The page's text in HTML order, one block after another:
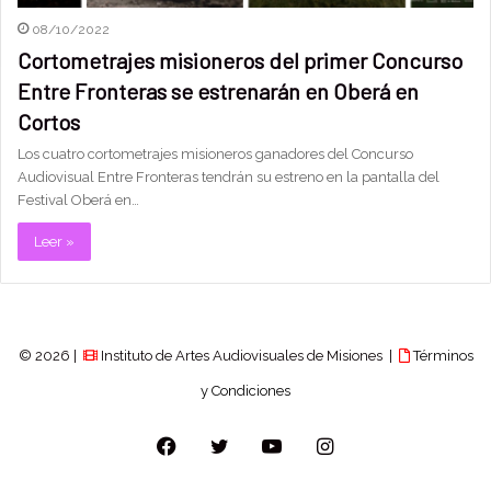
08/10/2022
Cortometrajes misioneros del primer Concurso
Entre Fronteras se estrenarán en Oberá en
Cortos
Los cuatro cortometrajes misioneros ganadores del Concurso
Audiovisual Entre Fronteras tendrán su estreno en la pantalla del
Festival Oberá en…
Leer »
© 2026 | Instituto de Artes Audiovisuales de Misiones | Términos
y Condiciones
Facebook
Twitter YouTubeInstagram